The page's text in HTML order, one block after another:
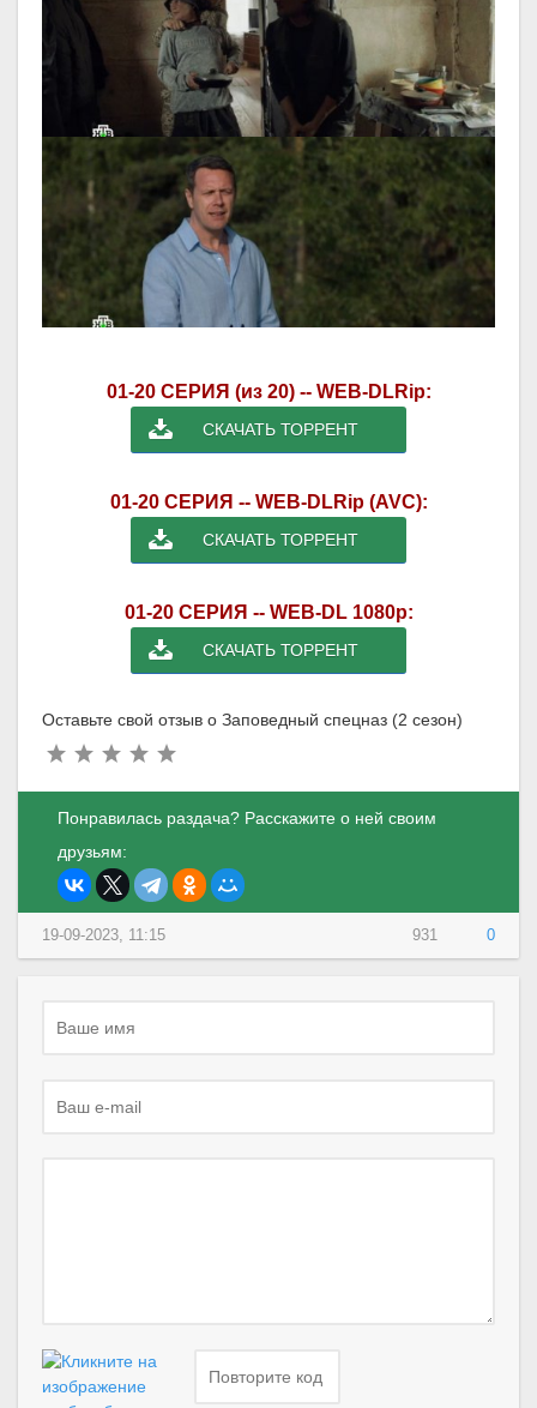
01-20 СЕРИЯ (из 20) -- WEB-DLRip:
СКАЧАТЬ ТОРРЕНТ
01-20 СЕРИЯ -- WEB-DLRip (AVC):
СКАЧАТЬ ТОРРЕНТ
01-20 СЕРИЯ -- WEB-DL 1080p:
СКАЧАТЬ ТОРРЕНТ
Оставьте свой отзыв о Заповедный спецназ (2 сезон)
Понравилась раздача? Расскажите о ней своим
друзьям:
931 0
19-09-2023, 11:15